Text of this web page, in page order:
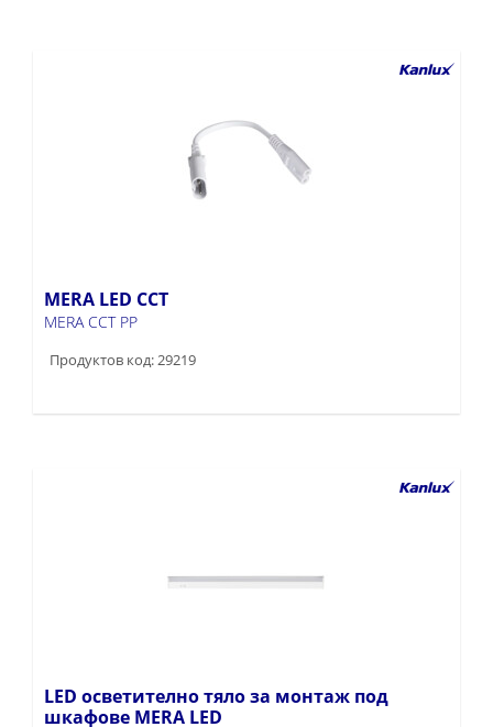
MERA LED CCT
MERA CCT PP
Продуктов код: 29219
LED осветително тяло за монтаж под
шкафове MERA LED